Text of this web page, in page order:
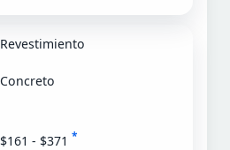
Revestimiento
Concreto
$161 - $371 *